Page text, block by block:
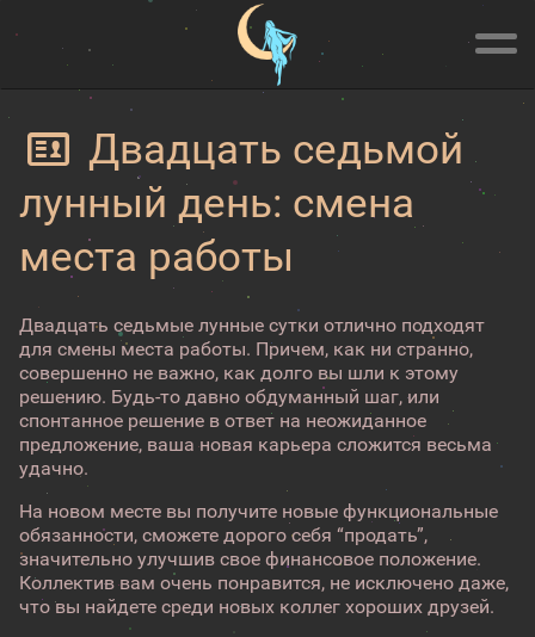
Двадцать седьмой
лунный день: смена
места работы
Двадцать седьмые лунные сутки отлично подходят
для смены места работы. Причем, как ни странно,
совершенно не важно, как долго вы шли к этому
решению. Будь-то давно обдуманный шаг, или
спонтанное решение в ответ на неожиданное
предложение, ваша новая карьера сложится весьма
удачно.
На новом месте вы получите новые функциональные
обязанности, сможете дорого себя “продать”,
значительно улучшив свое финансовое положение.
Коллектив вам очень понравится, не исключено даже,
что вы найдете среди новых коллег хороших друзей.